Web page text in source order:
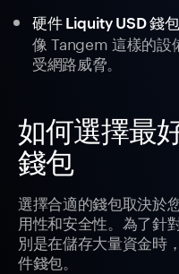
硬件 Liquity USD 錢包
像 Tangem 這樣的設
受網路威脅。
如何選擇最
錢包
選擇合適的錢包取決於
用性和安全性。為了針
別是在儲存大量資金時
件錢包。